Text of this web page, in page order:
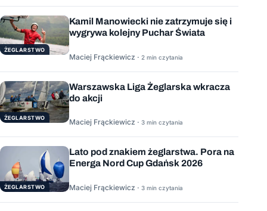
ŻEGLARSTWO
Kamil Manowiecki nie zatrzymuje się i
wygrywa kolejny Puchar Świata
Maciej Frąckiewicz · 2 min czytania
ŻEGLARSTWO
Warszawska Liga Żeglarska wkracza
do akcji
Maciej Frąckiewicz · 3 min czytania
ŻEGLARSTWO
Lato pod znakiem żeglarstwa. Pora na
Energa Nord Cup Gdańsk 2026
Maciej Frąckiewicz · 3 min czytania